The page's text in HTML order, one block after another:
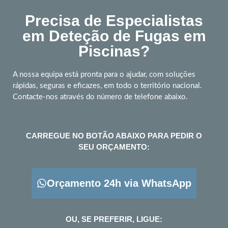
Precisa de Especialistas
em Deteção de Fugas em
Piscinas?
A nossa equipa está pronta para o ajudar, com soluções
rápidas, seguras e eficazes, em todo o território nacional.
Contacte-nos através do número de telefone abaixo.
CARREGUE NO BOTÃO ABAIXO PARA PEDIR O
SEU ORÇAMENTO:
Orçamento 24h via WhatsApp
OU, SE PREFERIR, LIGUE: